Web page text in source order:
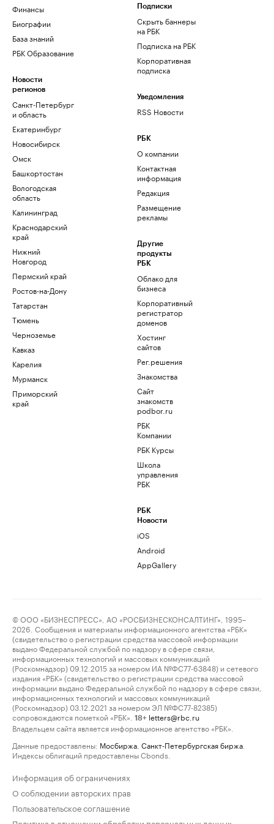
Финансы
Биографии
База знаний
РБК Образование
Новости
регионов
Санкт-Петербург
и область
Екатеринбург
Новосибирск
Омск
Башкортостан
Вологодская
область
Калининград
Краснодарский
край
Нижний
Новгород
Пермский край
Ростов-на-Дону
Татарстан
Тюмень
Черноземье
Кавказ
Карелия
Мурманск
Приморский
край
Подписки
Скрыть баннеры
на РБК
Подписка на РБК
Корпоративная
подписка
Уведомления
RSS Новости
РБК
О компании
Контактная
информация
Редакция
Размещение
рекламы
Другие
продукты
РБК
Облако для
бизнеса
Корпоративный
регистратор
доменов
Хостинг
сайтов
Рег.решения
Знакомства
Сайт
знакомств
podbor.ru
РБК
Компании
РБК Курсы
Школа
управления
РБК
РБК
Новости
iOS
Android
AppGallery
© ООО «БИЗНЕСПРЕСС», АО «РОСБИЗНЕСКОНСАЛТИНГ», 1995–
2026. Сообщения и материалы информационного агентства «РБК»
(свидетельство о регистрации средства массовой информации
выдано Федеральной службой по надзору в сфере связи,
информационных технологий и массовых коммуникаций
(Роскомнадзор) 09.12.2015 за номером ИА №ФС77-63848) и сетевого
издания «РБК» (свидетельство о регистрации средства массовой
информации выдано Федеральной службой по надзору в сфере связи,
информационных технологий и массовых коммуникаций
(Роскомнадзор) 03.12.2021 за номером ЭЛ №ФС77-82385)
сопровождаются пометкой «РБК».
18+ letters@rbc.ru
Владельцем сайта является информационное агентство «РБК».
Данные предоставлены: Мосбиржа Санкт-Петербургская биржа
Индексы облигаций предоставлены Cbonds.
Информация об ограничениях
О соблюдении авторских прав
Пользовательское соглашение